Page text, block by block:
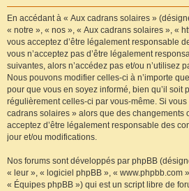
En accédant à « Aux cadrans solaires »
« notre », « nos », « Aux cadrans solaires », «
vous acceptez d’être légalement responsable
vous n’acceptez pas d’être légalement
suivantes, alors n’accédez pas et/ou n’utilisez
Nous pouvons modifier celles-ci à n’importe
pour que vous en soyez informé, bien qu’il soit
régulièrement celles-ci par vous-même. Si vous
cadrans solaires » alors que des changements
acceptez d’être légalement responsable des
jour et/ou modifications.
Nos forums sont développés par phpBB
« leur », « logiciel phpBB », « www.phpbb.com
« Équipes phpBB ») qui est un script libre de